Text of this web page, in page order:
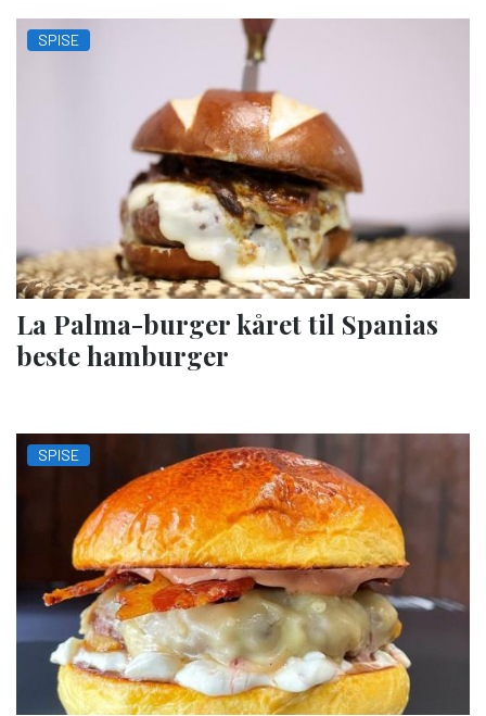
SPISE
La Palma-burger kåret til Spanias
beste hamburger
SPISE